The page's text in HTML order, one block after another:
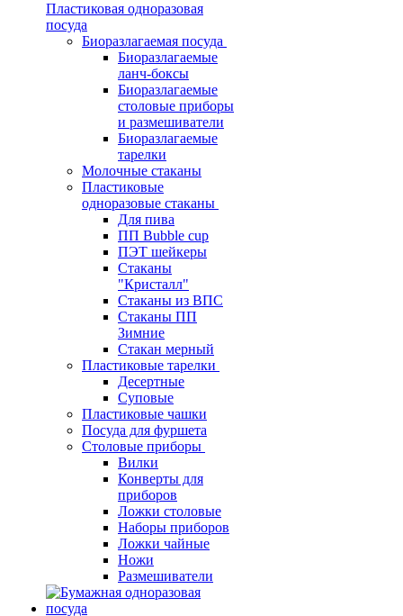
Пластиковая одноразовая
посуда
Биоразлагаемая посуда
Биоразлагаемые
ланч-боксы
Биоразлагаемые
столовые приборы
и размешиватели
Биоразлагаемые
тарелки
Молочные стаканы
Пластиковые
одноразовые стаканы
Для пива
ПП Bubble cup
ПЭТ шейкеры
Стаканы
"Кристалл"
Стаканы из ВПС
Стаканы ПП
Зимние
Стакан мерный
Пластиковые тарелки
Десертные
Суповые
Пластиковые чашки
Посуда для фуршета
Столовые приборы
Вилки
Конверты для
приборов
Ложки столовые
Наборы приборов
Ложки чайные
Ножи
Размешиватели